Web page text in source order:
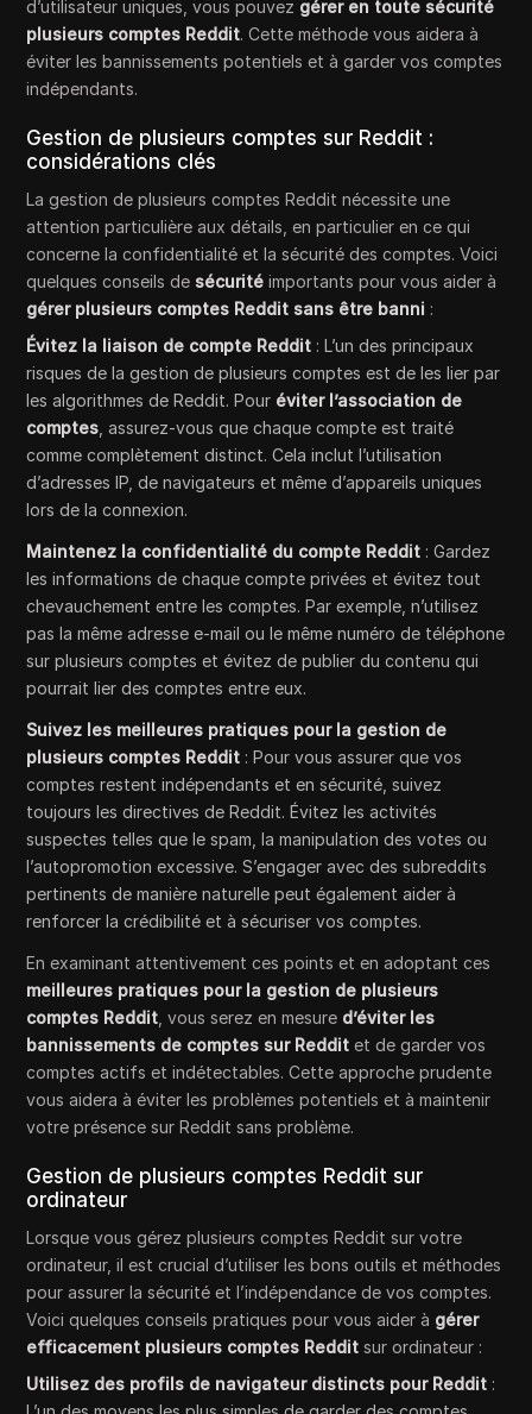
d’utilisateur uniques, vous pouvez gérer en toute sécurité
plusieurs comptes Reddit. Cette méthode vous aidera à
éviter les bannissements potentiels et à garder vos comptes
indépendants.
Gestion de plusieurs comptes sur Reddit :
considérations clés
La gestion de plusieurs comptes Reddit nécessite une
attention particulière aux détails, en particulier en ce qui
concerne la confidentialité et la sécurité des comptes. Voici
quelques conseils de sécurité importants pour vous aider à
gérer plusieurs comptes Reddit sans être banni :
Évitez la liaison de compte Reddit : L’un des principaux
risques de la gestion de plusieurs comptes est de les lier par
les algorithmes de Reddit. Pour éviter l’association de
comptes , assurez-vous que chaque compte est traité
comme complètement distinct. Cela inclut l’utilisation
d’adresses IP, de navigateurs et même d’appareils uniques
lors de la connexion.
Maintenez la confidentialité du compte Reddit : Gardez
les informations de chaque compte privées et évitez tout
chevauchement entre les comptes. Par exemple, n’utilisez
pas la même adresse e-mail ou le même numéro de téléphone
sur plusieurs comptes et évitez de publier du contenu qui
pourrait lier des comptes entre eux.
Suivez les meilleures pratiques pour la gestion de
plusieurs comptes Reddit : Pour vous assurer que vos
comptes restent indépendants et en sécurité, suivez
toujours les directives de Reddit. Évitez les activités
suspectes telles que le spam, la manipulation des votes ou
l’autopromotion excessive. S’engager avec des subreddits
pertinents de manière naturelle peut également aider à
renforcer la crédibilité et à sécuriser vos comptes.
En examinant attentivement ces points et en adoptant ces
meilleures pratiques pour la gestion de plusieurs
comptes Reddit , vous serez en mesure d’éviter les
bannissements de comptes sur Reddit et de garder vos
comptes actifs et indétectables. Cette approche prudente
vous aidera à éviter les problèmes potentiels et à maintenir
votre présence sur Reddit sans problème.
Gestion de plusieurs comptes Reddit sur
ordinateur
Lorsque vous gérez plusieurs comptes Reddit sur votre
ordinateur, il est crucial d’utiliser les bons outils et méthodes
pour assurer la sécurité et l’indépendance de vos comptes.
Voici quelques conseils pratiques pour vous aider à gérer
efficacement plusieurs comptes Reddit sur ordinateur :
Utilisez des profils de navigateur distincts pour Reddit :